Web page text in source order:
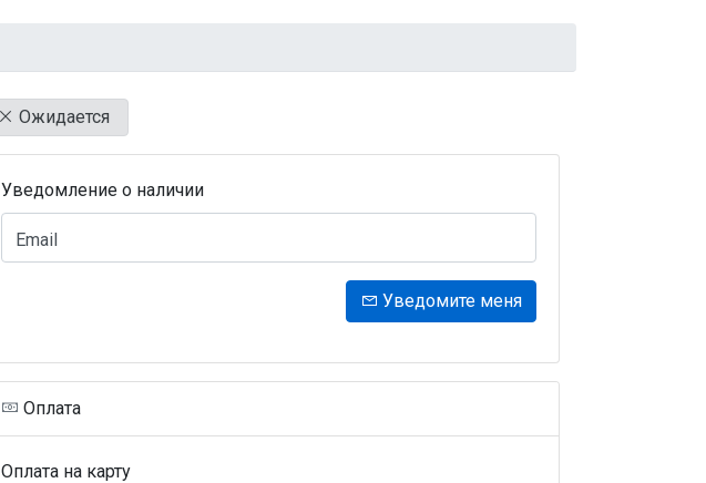
Ожидается
Уведомление о наличии
Email
Уведомите меня
Оплата
Оплата на карту